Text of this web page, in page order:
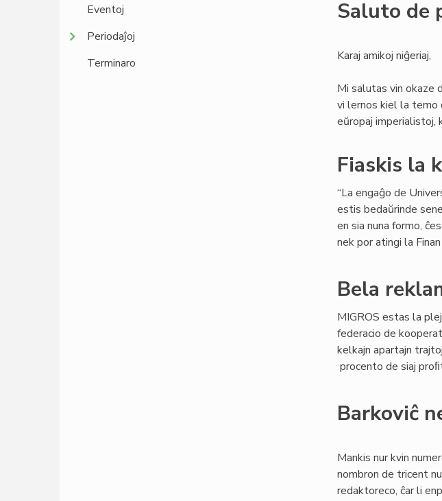
Saluto de
Karaj amikoj niĝeriaj,
Mi salutas vin okaze
vi lernos kiel la temo
eŭropaj imperialistoj,
Fiaskis la
“La engaĝo de
estis bedaŭrinde
en sia nuna formo,
nek por atingi la
Bela
MIGROS estas la
federacio de
kelkajn apartajn
procento de siaj
Barkoviĉ
Mankis nur kvin
nombron de tricent
redaktoreco, ĉar li
Eventoj
Periodaĵoj
Terminaro